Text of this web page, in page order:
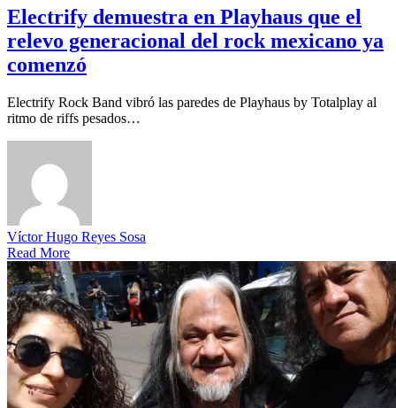
Electrify demuestra en Playhaus que el
relevo generacional del rock mexicano ya
comenzó
Electrify Rock Band vibró las paredes de Playhaus by Totalplay al
ritmo de riffs pesados…
Víctor Hugo Reyes Sosa
Read More